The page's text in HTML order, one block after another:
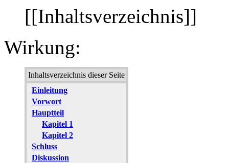
[[Inhaltsverzeichnis]]
Wirkung:
Inhaltsverzeichnis dieser Seite
Einleitung
Vorwort
Hauptteil
Kapitel 1
Kapitel 2
Schluss
Diskussion